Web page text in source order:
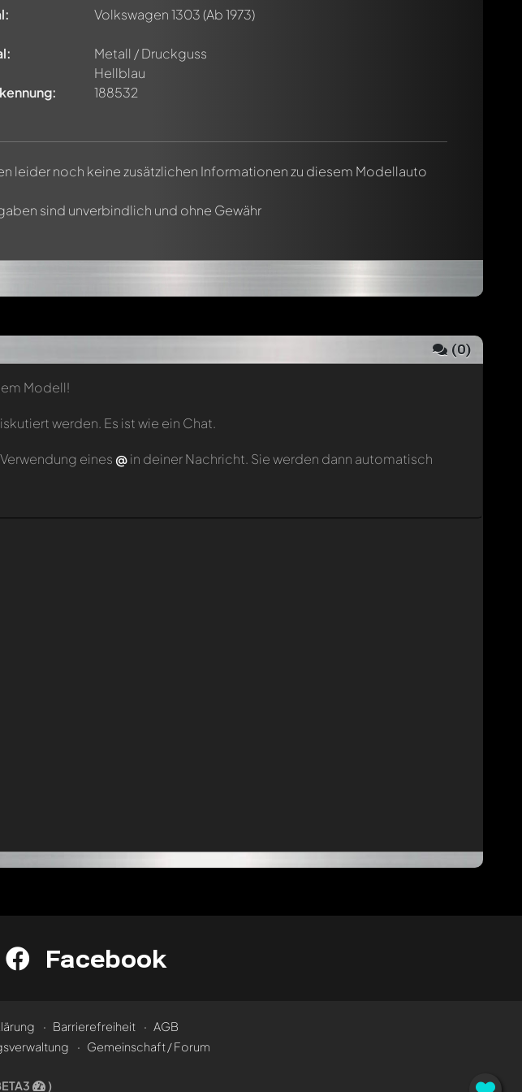
Volkswagen 1303(Ab 1973)
Metall / Druckguss
Hellblau
188532
leider noch keine zusätzlichen Informationen zu diesem Modellauto
sind unverbindlich und ohne Gewähr
(0)
Modell!
werden. Es ist wie ein Chat.
eines @in deiner Nachricht. Sie werden dann automatisch
Facebook
Barrierefreiheit
AGB
Gemeinschaft / Forum
)